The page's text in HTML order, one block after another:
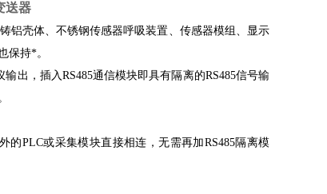
送器
铝壳体、不锈钢传感器呼吸装置、传感器模组、显示
保持*。
出，插入RS485通信模块即具有隔离的RS485信号输
的PLC或采集模块直接相连，无需再加RS485隔离模